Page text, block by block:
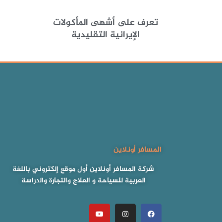
تعرف على أشهى المأكولات
الإيرانية التقليدية
المسافر أونلاين
شركة المسافر أونلاين أول موقع إلكتروني باللغة
العربية للسياحة و العلاج والتجارة والدراسة